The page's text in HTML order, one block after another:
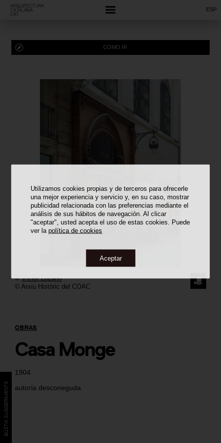
Utilizamos cookies propias y de terceros para ofrecerle
una mejor experiencia y servicio y, en su caso, mostrar
publicidad relacionada con las preferencias mediante el
análisis de sus hábitos de navegación. Al clicar
"aceptar", usted acepta el uso de estas cookies. Puede
ver lapolítica de cookies
Aceptar
ESP
1904
autoria desconeguda
OBRAS
Casa Monge
COMO IR
©Víctor Lozano
© Arxiu Històric del COAC
BÚSTIA SUGGERIMENTS